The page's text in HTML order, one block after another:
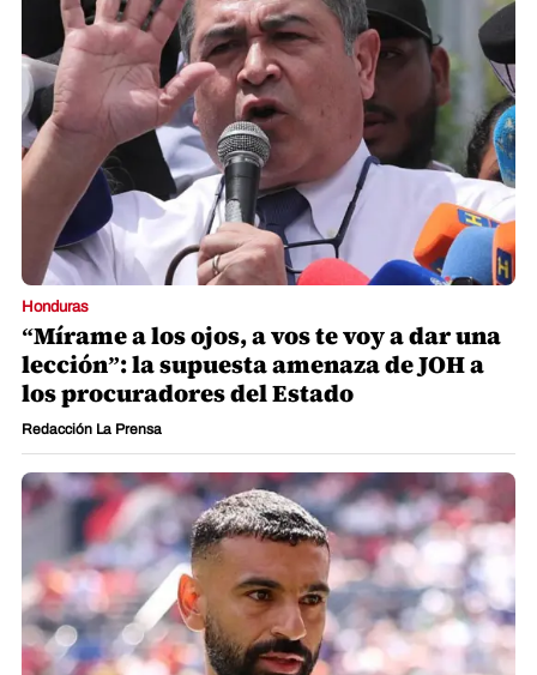
Honduras
“Mírame a los ojos, a vos te voy a dar una
lección”: la supuesta amenaza de JOH a
los procuradores del Estado
Redacción La Prensa